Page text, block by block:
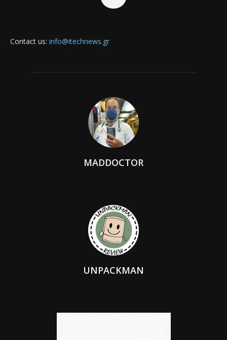
Contact us: info@itechnews.gr
MADDOCTOR
UNPACKMAN